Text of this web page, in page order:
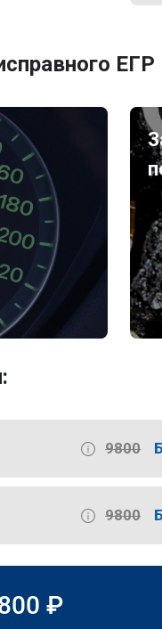
ЕГР
9800
9800
₽